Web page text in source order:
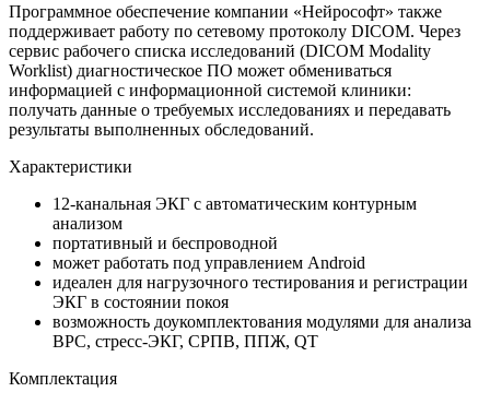
Программное обеспечение компании «Нейрософт» также
поддерживает работу по сетевому протоколу DICOM. Через
сервис рабочего списка исследований (DICOM Modality
Worklist) диагностическое ПО может обмениваться
информацией с информационной системой клиники:
получать данные о требуемых исследованиях и передавать
результаты выполненных обследований.
Характеристики
12-канальная ЭКГ с автоматическим контурным
анализом
портативный и беспроводной
может работать под управлением Android
идеален для нагрузочного тестирования и регистрации
ЭКГ в состоянии покоя
возможность доукомплектования модулями для анализа
ВРС, стресс-ЭКГ, СРПВ, ППЖ, QT
Комплектация